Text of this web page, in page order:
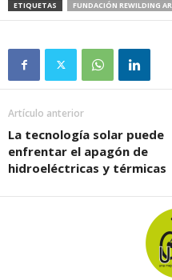
ETIQUETAS FUNDACIÓN REWILDING
Artículo anterior
La tecnología solar puede
enfrentar el apagón de
hidroeléctricas y térmicas